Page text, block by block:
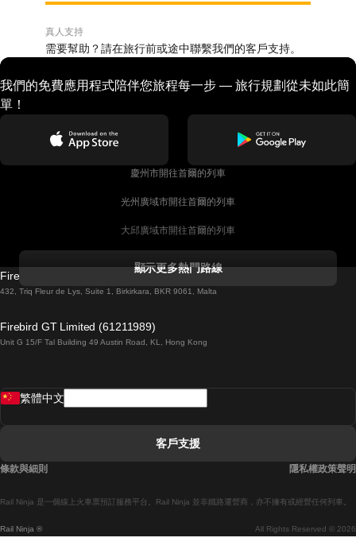
真人支持
需要幫助？請在旅行前或途中聯繫我們的客戶支持。
我們的免費應用程式陪伴您旅程每一步 — 旅行規劃從未如此簡
單！
慶州市開往首爾的列車
光州廣域市開往首爾的列車
大邱廣域市開往首爾的列車
都柏林開往戈尔韦的列車
羅馬開往拿坡里的列車
顯示更多熱門路線
Firebird GT Limited (OC 1451)
432, Triq Fleur de Lys, Suite 1, Birkirkara, BKR 9061, Malta
Firebird GT Limited (61211989)
Unit G 15/F Tal Building 49 Austin Road, KL, Hong Kong
Rail Ninja ® All Rights Reserved © 2026
Rail Ninja 是一個線上火車票預訂服務平台。Rail Ninja 並非鐵路運營商，亦不擁有或經營任何列車。
繁體中文
客戶支援
條款與細則 隱私權政策聲明